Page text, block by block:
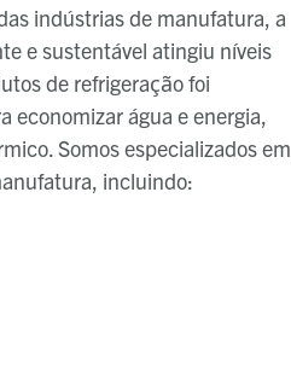
indústrias de manufatura, a
e sustentável atingiu níveis
de refrigeração foi
economizar água e energia,
Somos especializados em
incluindo: